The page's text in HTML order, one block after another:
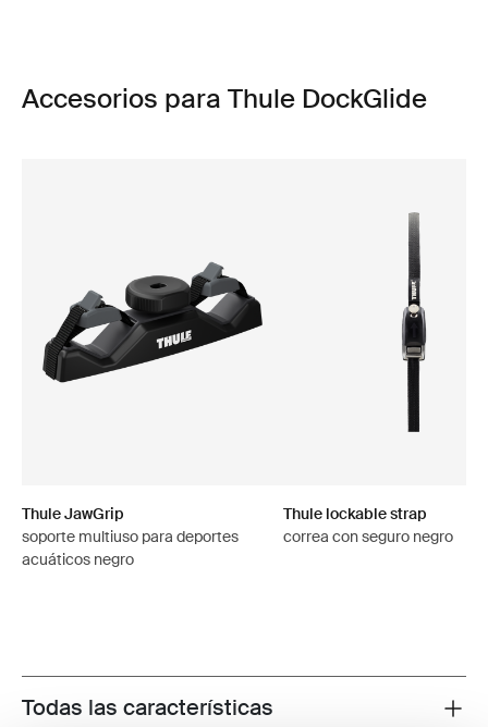
Accesorios para Thule DockGlide
Thule JawGrip
soporte multiuso para deportes
acuáticos negro
Thule lockable strap
correa con seguro negro
Toggle features
Todas las características